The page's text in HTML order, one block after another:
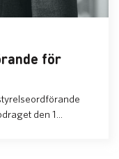
för
den 1...